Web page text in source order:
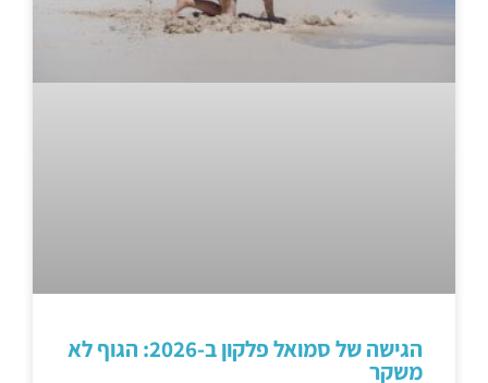
הגישה של סמואל פלקון ב-2026: הגוף לא
משקר